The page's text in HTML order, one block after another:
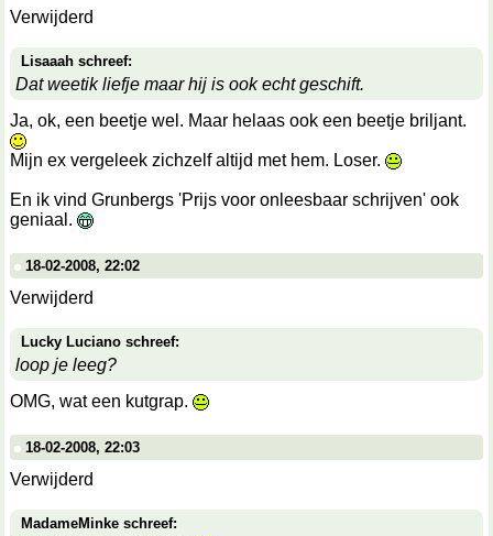
Verwijderd
Lisaaah schreef:
Dat weetik liefje maar hij is ook echt geschift.
Ja, ok, een beetje wel. Maar helaas ook een beetje briljant.
Mijn ex vergeleek zichzelf altijd met hem. Loser.
En ik vind Grunbergs 'Prijs voor onleesbaar schrijven' ook
geniaal.
18-02-2008, 22:02
Verwijderd
Lucky Luciano schreef:
loop je leeg?
OMG, wat een kutgrap.
18-02-2008, 22:03
Verwijderd
MadameMinke schreef: